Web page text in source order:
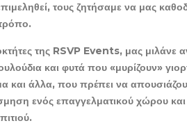
τους ζητήσαμε να μας
της RSVP Events, μας μιλάνε
και φυτά που «μυρίζουν»
και άλλα, που πρέπει να
ενός επαγγελματικού χώρου και